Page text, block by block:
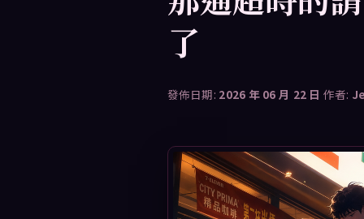
了
發佈日期: 2026 年 06 月 22 日 作者: